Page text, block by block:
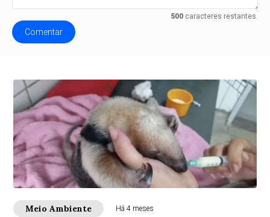
500caracteres restantes.
Comentar
Meio Ambiente Há 4 meses